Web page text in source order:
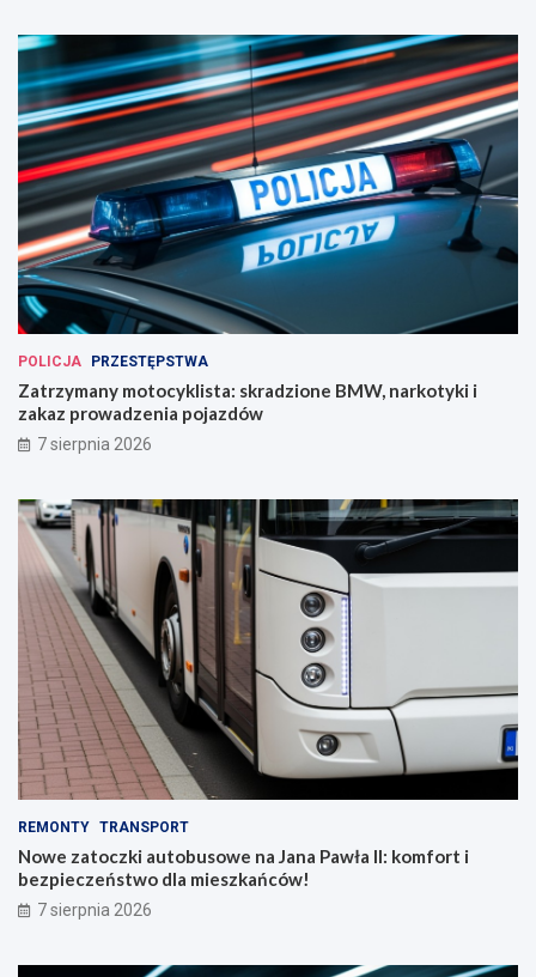
POLICJA PRZESTĘPSTWA
Zatrzymany motocyklista: skradzione BMW, narkotyki i
zakaz prowadzenia pojazdów
7 sierpnia 2026
REMONTY TRANSPORT
Nowe zatoczki autobusowe na Jana Pawła II: komfort i
bezpieczeństwo dla mieszkańców!
7 sierpnia 2026